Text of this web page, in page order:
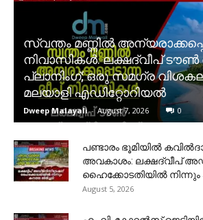
സ്വന്തം മണ്ണിൽ
നിവാസികൾ. ലക്ഷദ്വീപ് ടൗൺ
പ്ലാനിംഗ്; ഒരു സമഗ്ര
മലയാളി എഡിറ്റോറിയൽ
Dweep Malayali - August 7, 2026 0
പണ്ടാരം ഭൂമിയിൽ
അവകാശം: ലക്ഷദ്വീപ്
ഹൈക്കോടതിയിൽ നിന്നും
August 5, 2026